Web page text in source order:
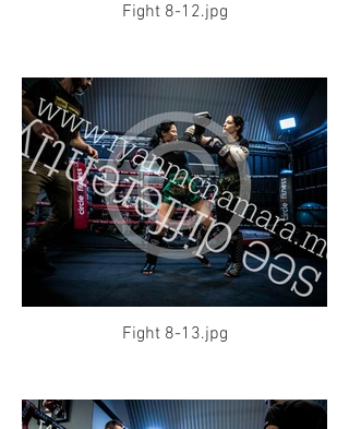
Fight 8-12.jpg
Fight 8-13.jpg